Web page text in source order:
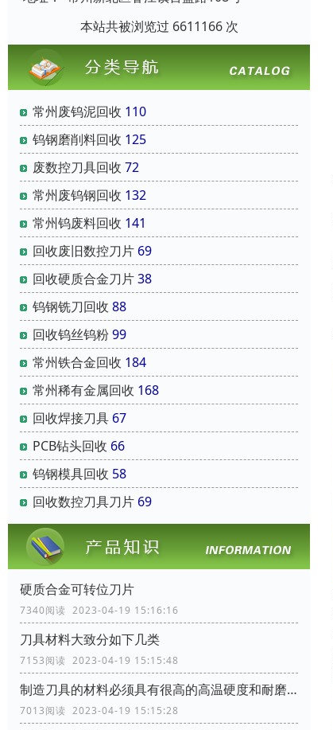
本站共被浏览过 6611166 次
常州废钨泥回收 110
钨钢磨削料回收 125
废数控刀具回收 72
常州废钨钢回收 132
常州钨废料回收 141
回收废旧数控刀片 69
回收硬质合金刀片38
钨钢铣刀回收 88
回收钨丝钨粉99
常州铁合金回收 184
常州稀有金属回收 168
回收焊接刀具 67
PCB钻头回收 66
钨钢模具回收 58
回收数控刀具刀片 69
硬质合金可转位刀片
7340阅读 2023-04-19 15:16:16
刀具材料大致分如下几类
7153阅读 2023-04-19 15:15:48
制造刀具的材料必须具有很高的高温硬度和耐磨性
7013阅读 2023-04-19 15:15:28